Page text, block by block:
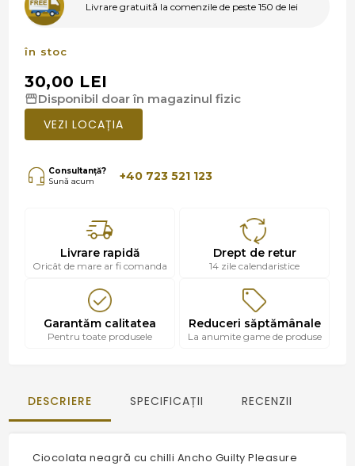
Livrare gratuită la comenzile de peste 150 de lei
în stoc
30,00 LEI
Disponibil doar în magazinul fizic
VEZI LOCAȚIA
Consultanță?
Sună acum
+40 723 521 123
Livrare rapidă
Oricât de mare ar fi comanda
Drept de retur
14 zile calendaristice
Garantăm calitatea
Pentru toate produsele
Reduceri săptămânale
La anumite game de produse
DESCRIERE SPECIFICAȚII RECENZII
Ciocolata neagră cu chilli Ancho Guilty Pleasure